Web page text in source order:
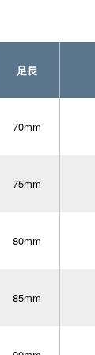
足長
70mm
75mm
80mm
85mm